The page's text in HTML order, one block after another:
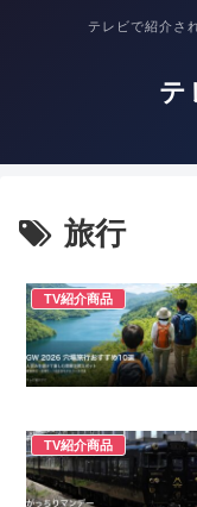
テレビで紹介さ
テ
旅行
TV紹介商品
TV紹介商品